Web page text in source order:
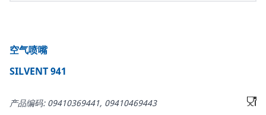
空气喷嘴
SILVENT 941
产品编码: 09410369441, 09410469443